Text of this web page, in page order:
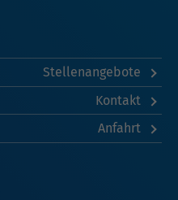
Stellenangebote
Kontakt
Anfahrt